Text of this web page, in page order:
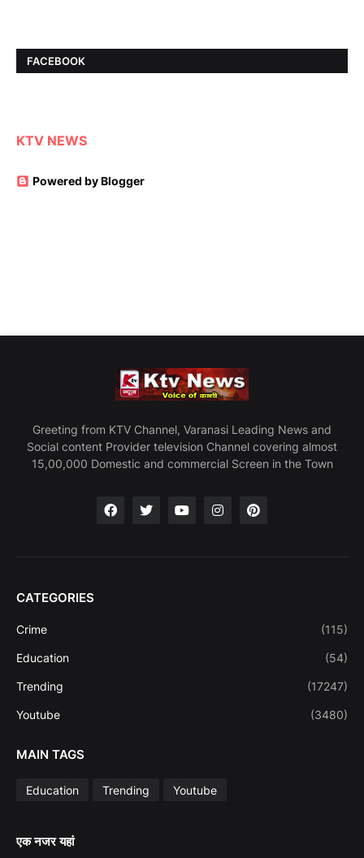
FACEBOOK
KTV NEWS
Powered by Blogger
Greeting from KTV Channel, Varanasi Leading News and
Social content Provider television Channel covering almost
15,00,000 Domestic and commercial Screen in the Town
CATEGORIES
Crime (115)
Education (54)
Trending (17247)
Youtube (3480)
MAIN TAGS
Education Trending Youtube
एक नजर यहां